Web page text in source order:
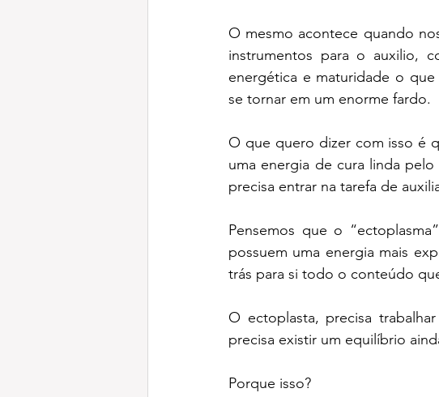
O mesmo acontece quando
instrumentos para o auxilio,
energética e maturidade o
se tornar em um enorme fardo.
O que quero dizer com isso é
uma energia de cura linda
precisa entrar na tarefa de
Pensemos que o
possuem uma energia mais
trás para si todo o conteúdo
O ectoplasta, precisa
precisa existir um equilíbrio
Porque isso?